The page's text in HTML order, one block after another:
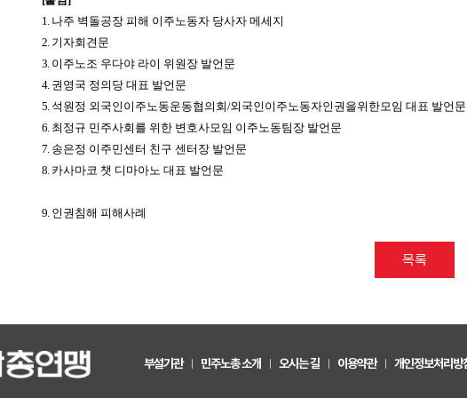
1. 나주 벽돌공장 피해 이주노동자 당사자 메세지
2. 기자회견문
3. 이주노조 우다야 라이 위원장 발언문
4. 권영국 정의당 대표 발언문
5. 석원정 외국인이주노동운동협의회/외국인이주노동자인권을위한모임 대표 발언문
6. 최정규 민주사회를 위한 변호사모임 이주노동팀장 발언문
7. 송은정 이주민센터 친구 센터장 발언문
8. 카사마코 챗 디마아노 대표 발언문
9. 인권침해 피해사례
목록
부설기관 민주노총 소개 오시는 길 이용약관 개인정보처리방